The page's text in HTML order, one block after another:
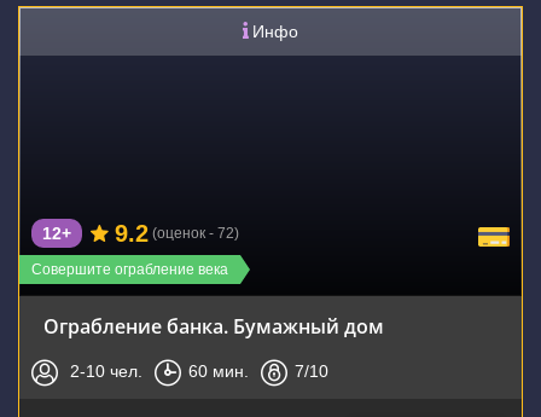
Инфо
Совершите ограбление века
12+ 9.2 (оценок - 72)
Ограбление банка. Бумажный дом
2-10 чел. 60 мин. 7/10